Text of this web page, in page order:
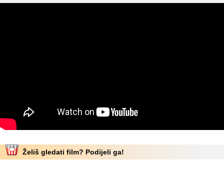
Želiš gledati film? Podijeli ga!